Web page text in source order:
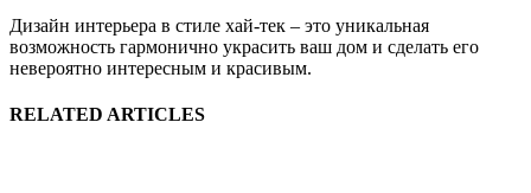
Дизайн интерьера в стиле хай-тек – это уникальная
возможность гармонично украсить ваш дом и сделать его
невероятно интересным и красивым.
RELATED ARTICLES